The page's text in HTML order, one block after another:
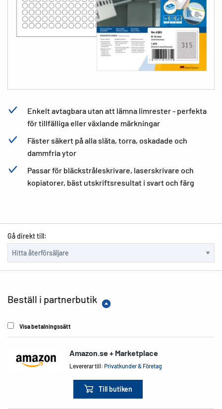
Enkelt avtagbara utan att lämna limrester - perfekta
för tillfälliga eller växlande märkningar
Fäster säkert på alla släta, torra, oskadade och
dammfria ytor
Passar för bläckstråleskrivare, laserskrivare och
kopiatorer, bäst utskriftsresultat i svart och färg
Gå direkt till:
Beställ i partnerbutik
Visa betalningssätt
Amazon.se + Marketplace
Levererar till:Privatkunder & Företag
Till butiken